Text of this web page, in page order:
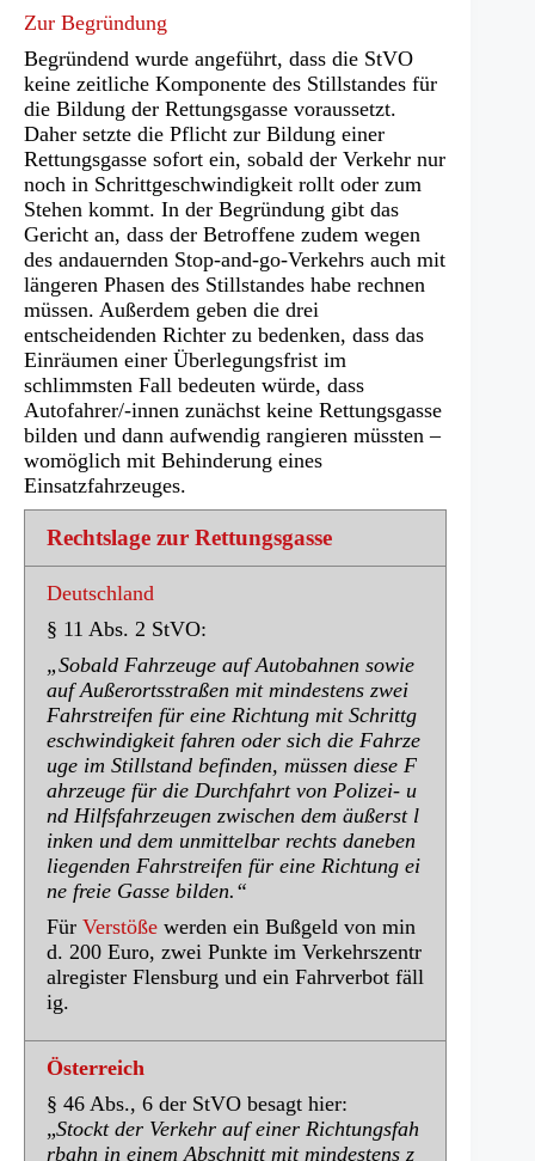
Zur Begründung
Begründend wurde angeführt, dass die StVO
keine zeitliche Komponente des Stillstandes für
die Bildung der Rettungsgasse voraussetzt.
Daher setzte die Pflicht zur Bildung einer
Rettungsgasse sofort ein, sobald der Verkehr nur
noch in Schrittgeschwindigkeit rollt oder zum
Stehen kommt. In der Begründung gibt das
Gericht an, dass der Betroffene zudem wegen
des andauernden Stop-and-go-Verkehrs auch mit
längeren Phasen des Stillstandes habe rechnen
müssen. Außerdem geben die drei
entscheidenden Richter zu bedenken, dass das
Einräumen einer Überlegungsfrist im
schlimmsten Fall bedeuten würde, dass
Autofahrer/-innen zunächst keine Rettungsgasse
bilden und dann aufwendig rangieren müssten –
womöglich mit Behinderung eines
Einsatzfahrzeuges.
Rechtslage zur Rettungsgasse
Deutschland
§ 11 Abs. 2 StVO:
„Sobald Fahrzeuge auf Autobahnen sowie
auf Außerortsstraßen mit mindestens zwei
Fahrstreifen für eine Richtung mit Schrittg
eschwindigkeit fahren oder sich die Fahrze
uge im Stillstand befinden, müssen diese F
ahrzeuge für die Durchfahrt von Polizei- u
nd Hilfsfahrzeugen zwischen dem äußerst l
inken und dem unmittelbar rechts daneben
liegenden Fahrstreifen für eine Richtung ei
ne freie Gasse bilden.“
Für Verstöße werden ein Bußgeld von min
d. 200 Euro, zwei Punkte im Verkehrszentr
alregister Flensburg und ein Fahrverbot fäll
ig.
Österreich
§ 46 Abs., 6 der StVO besagt hier:
„Stockt der Verkehr auf einer Richtungsfah
rbahn in einem Abschnitt mit mindestens z